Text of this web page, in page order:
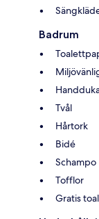
Badrum
Tvål
Hårtork
Bidé
Schampo
Tofflor
Gratis